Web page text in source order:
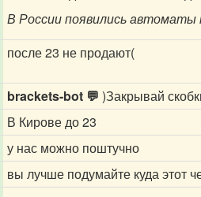
В России появились
после 23 не продают(
brackets-bot 💬 )Закрывай
В Кирове до 23
у нас можно поштучно
вы лучше подумайте куда этот